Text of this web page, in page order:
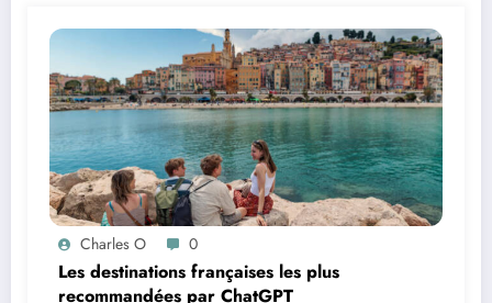
Charles O 0
Les destinations françaises les plus
recommandées par ChatGPT